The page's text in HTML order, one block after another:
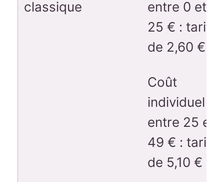
classique
entre 0 et
25 € : tarif
de 2,60 €
Coût
individuel
entre 25 et
49 € : tarif
de 5,10 €